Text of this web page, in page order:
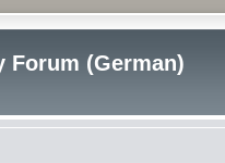
Forum (German)